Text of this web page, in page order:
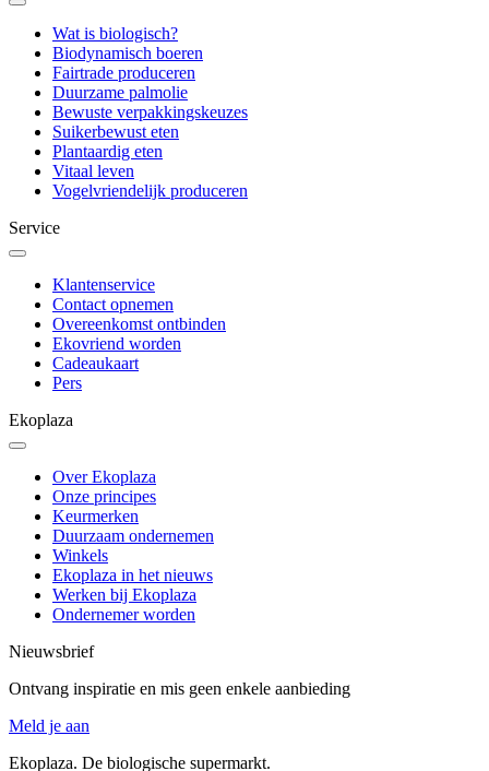
Wat is biologisch?
Biodynamisch boeren
Fairtrade produceren
Duurzame palmolie
Bewuste verpakkingskeuzes
Suikerbewust eten
Plantaardig eten
Vitaal leven
Vogelvriendelijk produceren
Service
Klantenservice
Contact opnemen
Overeenkomst ontbinden
Ekovriend worden
Cadeaukaart
Pers
Ekoplaza
Over Ekoplaza
Onze principes
Keurmerken
Duurzaam ondernemen
Winkels
Ekoplaza in het nieuws
Werken bij Ekoplaza
Ondernemer worden
Nieuwsbrief
Ontvang inspiratie en mis geen enkele aanbieding
Meld je aan
Ekoplaza. De biologische supermarkt.